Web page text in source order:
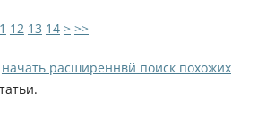
12 13 14 > >>
начать расширеннвй поиск похожих